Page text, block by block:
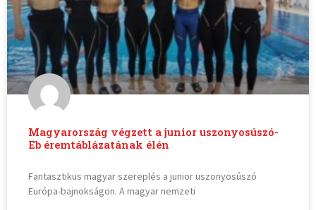
Magyarország végzett a junior uszonyosúszó-
Eb éremtáblázatának élén
Fantasztikus magyar szereplés a junior uszonyosúszó
Európa-bajnokságon. A magyar nemzeti